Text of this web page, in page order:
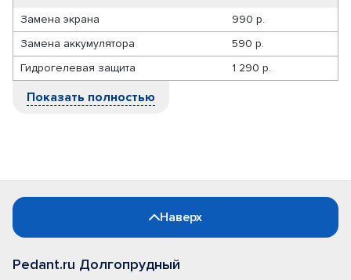
Замена экрана
990 р.
Замена аккумулятора
590 р.
Гидрогелевая защита
1 290 р.
Показать полностью
Наверх
Pedant.ru Долгопрудный